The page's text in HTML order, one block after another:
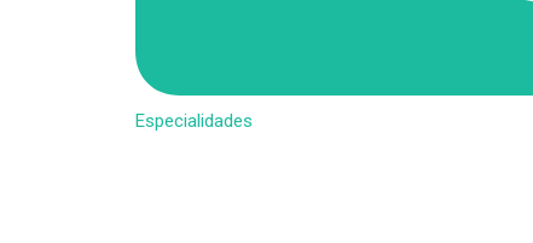
Especialidades